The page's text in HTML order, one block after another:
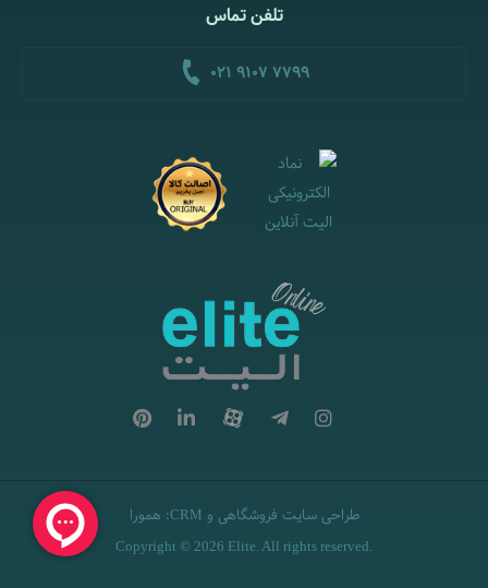
تلفن تماس
021 9107 7799
طراحی سایت فروشگاهی و CRM
: همورا
Copyright © 2026 Elite. All rights reserved.